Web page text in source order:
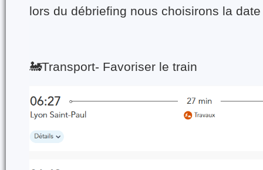
lors du débriefing nous choisirons la
🚂Transport- Favoriser le train